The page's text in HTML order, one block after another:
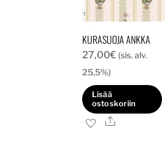
KURASUOJA ANKKA
27,00€ (sis. alv.
25,5%)
Lisää
ostoskoriin
Ale